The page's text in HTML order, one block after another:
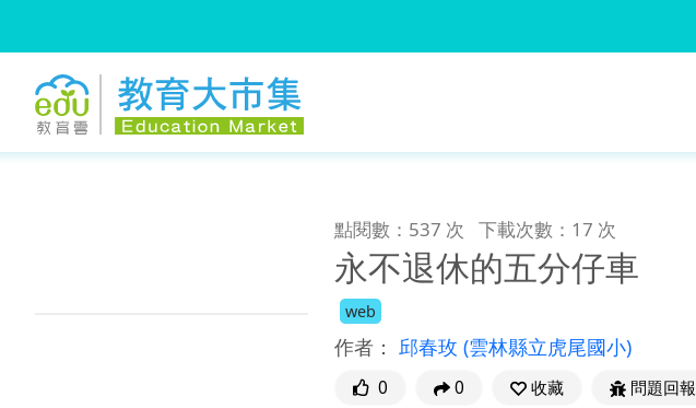
點閱數：537 次 下載次數：17 次
永不退休的五分仔車
web
作者： 邱春玫 (雲林縣立虎尾國小)
0 0 收藏 問題回報